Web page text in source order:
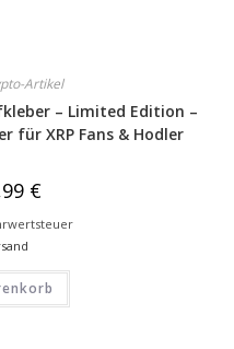
Artikel
– Limited Edition –
für XRP Fans & Hodler
€